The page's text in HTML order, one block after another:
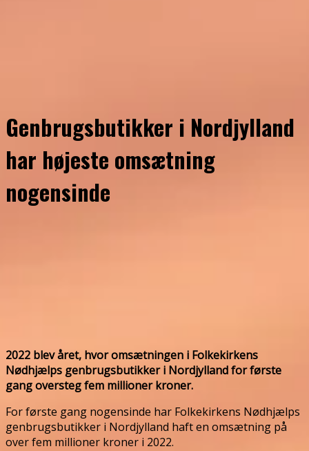
Genbrugsbutikker i Nordjylland
har højeste omsætning
nogensinde
2022 blev året, hvor omsætningen i Folkekirkens
Nødhjælps genbrugsbutikker i Nordjylland for første
gang oversteg fem millioner kroner.
For første gang nogensinde har Folkekirkens Nødhjælps
genbrugsbutikker i Nordjylland haft en omsætning på
over fem millioner kroner i 2022.